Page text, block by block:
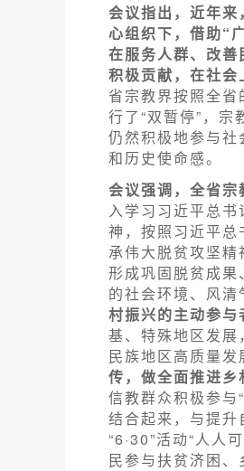
会议指出，近年
心组织下，借助“
在服务人群、改
积极贡献，在社会
省宗教界按照全
行了“双暂停”，宗
仍然积极地参与
和历史使命感。
会议强调，全省宗
入学习习近平总
神，按照习近平总
承伟大脱贫攻坚精
形成巩固脱贫成
的社会环境、风清
村振兴的主动参与
基、特殊地区发展
民族地区高质量发
传，做全面推进乡
信教群众积极参与
结合起来，与提
“6·30”活动“人人
民参与扶贫济困、